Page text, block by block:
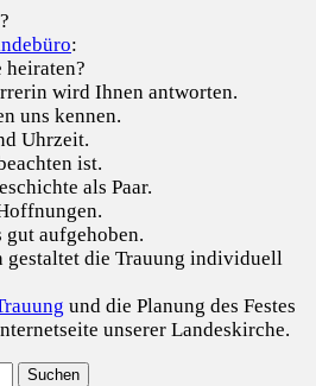
:
heiraten?
wird Ihnen antworten.
uns kennen.
Uhrzeit.
ist.
als Paar.
gut aufgehoben.
gestaltet die Trauung individuell
und die Planung des Festes
unserer Landeskirche.